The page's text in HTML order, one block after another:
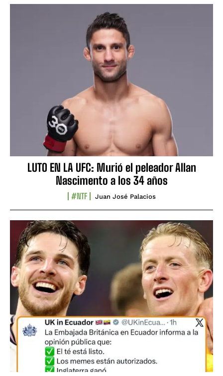
LUTO EN LA UFC: Murió el peleador Allan
Nascimento a los 34 años
#NTF Juan José Palacios